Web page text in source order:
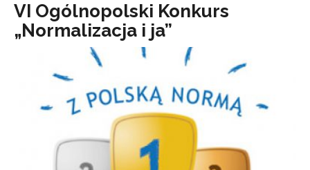
VI Ogólnopolski Konkurs
„Normalizacja i ja”